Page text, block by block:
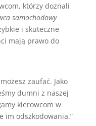
którzy doznali
samochodowy
i skuteczne
mają prawo do
zaufać. Jako
dumni z naszej
kierowcom w
im odszkodowania.”